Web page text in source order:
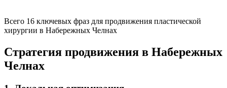
Всего 16 ключевых фраз для продвижения пластической
хирургии в Набережных Челнах
Стратегия продвижения в Набережных
Челнах